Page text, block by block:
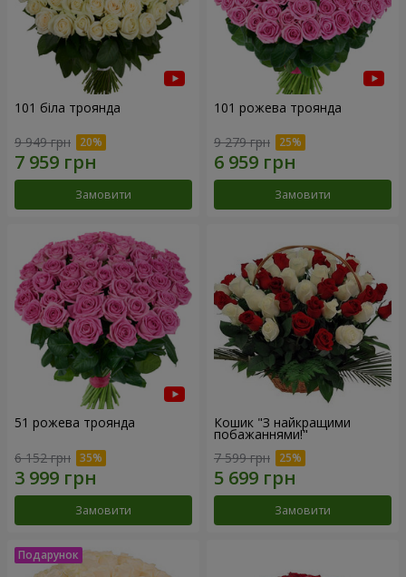
101 біла троянда
9 949 грн
Замовити
101 рожева троянда
9 279 грн
Замовити
51 рожева троянда
6 152 грн
Замовити
Кошик "З найкращими
побажаннями!"
7 599 грн
Замовити